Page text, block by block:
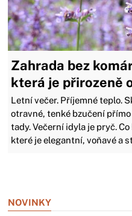
Zahrada bez
která je přirozeně
Letní večer. Příjemné teplo.
otravné, tenké bzučení
tady. Večerní idyla je pryč.
které je elegantní, voňavé a
NOVINKY